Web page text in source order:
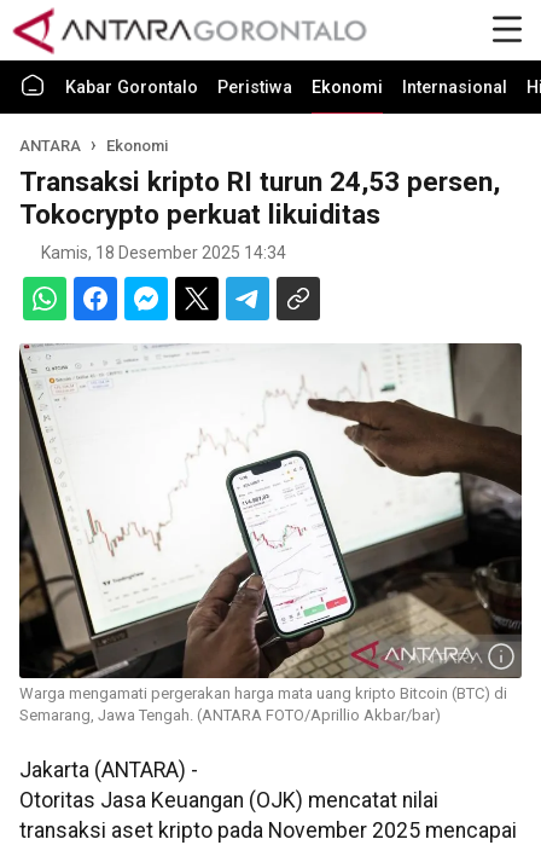
Kabar Gorontalo Peristiwa Ekonomi Internasional
ANTARA Ekonomi
Transaksi kripto RI turun 24,53 persen,
Tokocrypto perkuat likuiditas
Kamis, 18 Desember 2025 14:34
Warga mengamati pergerakan harga mata uang kripto Bitcoin (BTC) di
Semarang, Jawa Tengah. (ANTARA FOTO/Aprillio Akbar/bar)
Jakarta (ANTARA) -
Otoritas Jasa Keuangan (OJK) mencatat nilai
transaksi aset kripto pada November 2025 mencapai